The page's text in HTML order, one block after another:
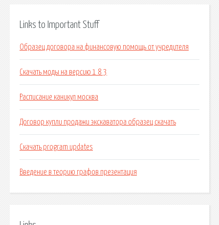
Links to Important Stuff
Образец договора на финансовую помощь от учредителя
Скачать моды на версию 1 8 3
Расписание каникул москва
Договор купли продажи экскаватора образец скачать
Скачать program updates
Введение в теорию графов презентация